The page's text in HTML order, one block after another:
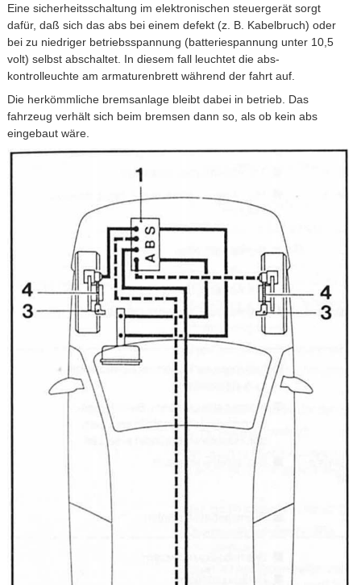
Eine sicherheitsschaltung im elektronischen steuergerät sorgt
dafür, daß sich das abs bei einem defekt (z. B. Kabelbruch) oder
bei zu niedriger betriebsspannung (batteriespannung unter 10,5
volt) selbst abschaltet. In diesem fall leuchtet die abs-
kontrolleuchte am armaturenbrett während der fahrt auf.
Die herkömmliche bremsanlage bleibt dabei in betrieb. Das
fahrzeug verhält sich beim bremsen dann so, als ob kein abs
eingebaut wäre.